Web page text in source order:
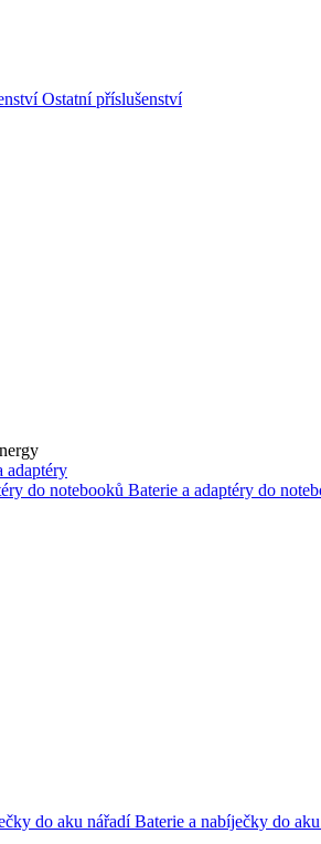
Ostatní příslušenství
adaptéry
Baterie a adaptéry do
Baterie a nabíječky do